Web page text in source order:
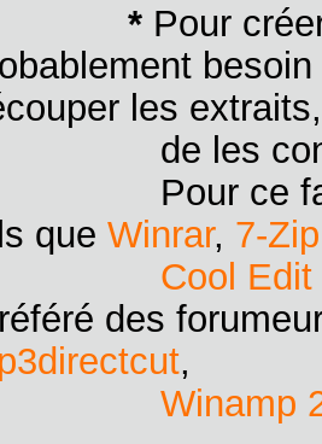
*Pour
les
les
ce faire,
que Winrar, 7-Zip
Cool Edit
des
,
Winamp